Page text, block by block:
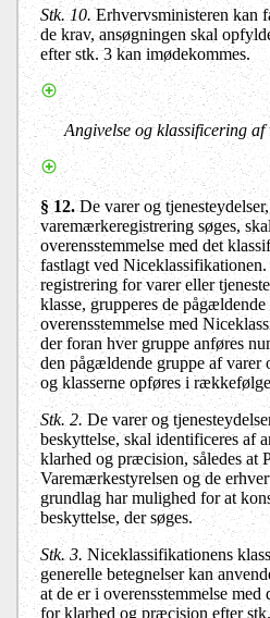
Stk. 10.Erhvervsministeren kan
de krav, ansøgningen skal
efter stk. 3 kan imødekommes.
Angivelse og klassificering af
§ 12.De varer og
varemærkeregistrering søges,
overensstemmelse med det
fastlagt ved
registrering for varer eller
klasse, grupperes de
overensstemmelse med
der foran hver gruppe anføres
den pågældende gruppe af varer
og klasserne opføres i
Stk. 2. De varer og
beskyttelse, skal identificeres af
klarhed og præcision, således at
Varemærkestyrelsen og de
grundlag har mulighed for at
beskyttelse, der søges.
Stk. 3. Niceklassifikationens
generelle betegnelser kan
at de er i overensstemmelse med
for klarhed og præcision efter